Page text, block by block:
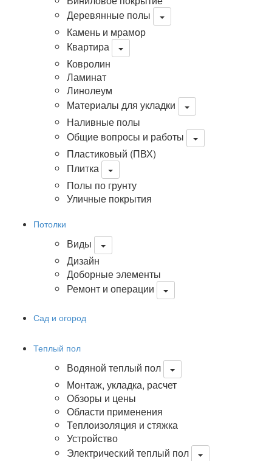
Деревянные полы
Камень и мрамор
Квартира
Ковролин
Ламинат
Линолеум
Материалы для укладки
Наливные полы
Общие вопросы и работы
Пластиковый (ПВХ)
Плитка
Полы по грунту
Уличные покрытия
Потолки
Виды
Дизайн
Доборные элементы
Ремонт и операции
Сад и огород
Теплый пол
Водяной теплый пол
Монтаж, укладка, расчет
Обзоры и цены
Области применения
Теплоизоляция и стяжка
Устройство
Электрический теплый пол